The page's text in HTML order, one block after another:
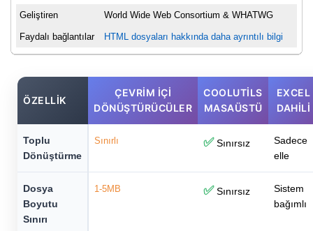
Geliştiren World Wide Web Consortium & WHATWG
Faydalı bağlantılar HTML dosyaları hakkında daha ayrıntılı bilgi
ÖZELLIK
ÇEVRIM İÇI
DÖNÜŞTÜRÜCÜLER
COOLUTILS
MASAÜSTÜ
EXCEL
DAHILI
Toplu
Dönüştürme
Sınırlı ✅Sınırsız
Sadece
elle
Dosya
Boyutu
Sınırı
1-5MB ✅Sınırsız
Sistem
bağımlı